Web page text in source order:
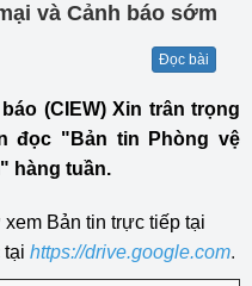
và Cảnh báo sớm
Đọc bài
(CIEW) Xin trân trọng
đọc "Bản tin Phòng vệ
hàng tuần.
Bản tin trực tiếp tại
tại https://drive.google.com.